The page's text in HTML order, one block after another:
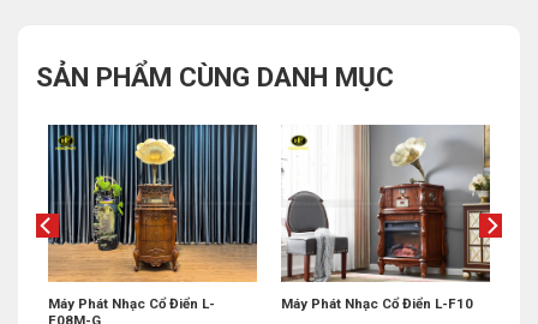
SẢN PHẨM CÙNG DANH MỤC
Máy Phát Nhạc Cổ Điển L-
Máy Phát Nhạc Cổ Điển L-F10